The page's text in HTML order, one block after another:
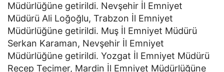
Müdürlüğüne getirildi. Nevşehir İl Emniyet
Müdürü Ali Loğoğlu, Trabzon İl Emniyet
Müdürlüğüne getirildi. Muş İl Emniyet Müdürü
Serkan Karaman, Nevşehir İl Emniyet
Müdürlüğüne getirildi. Yozgat İl Emniyet Müdürü
Recep Tecimer, Mardin İl Emniyet Müdürlüğüne